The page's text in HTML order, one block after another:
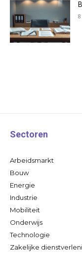
Sectoren
Arbeidsmarkt
Bouw
Energie
Industrie
Mobiliteit
Onderwijs
Technologie
Zakelijke